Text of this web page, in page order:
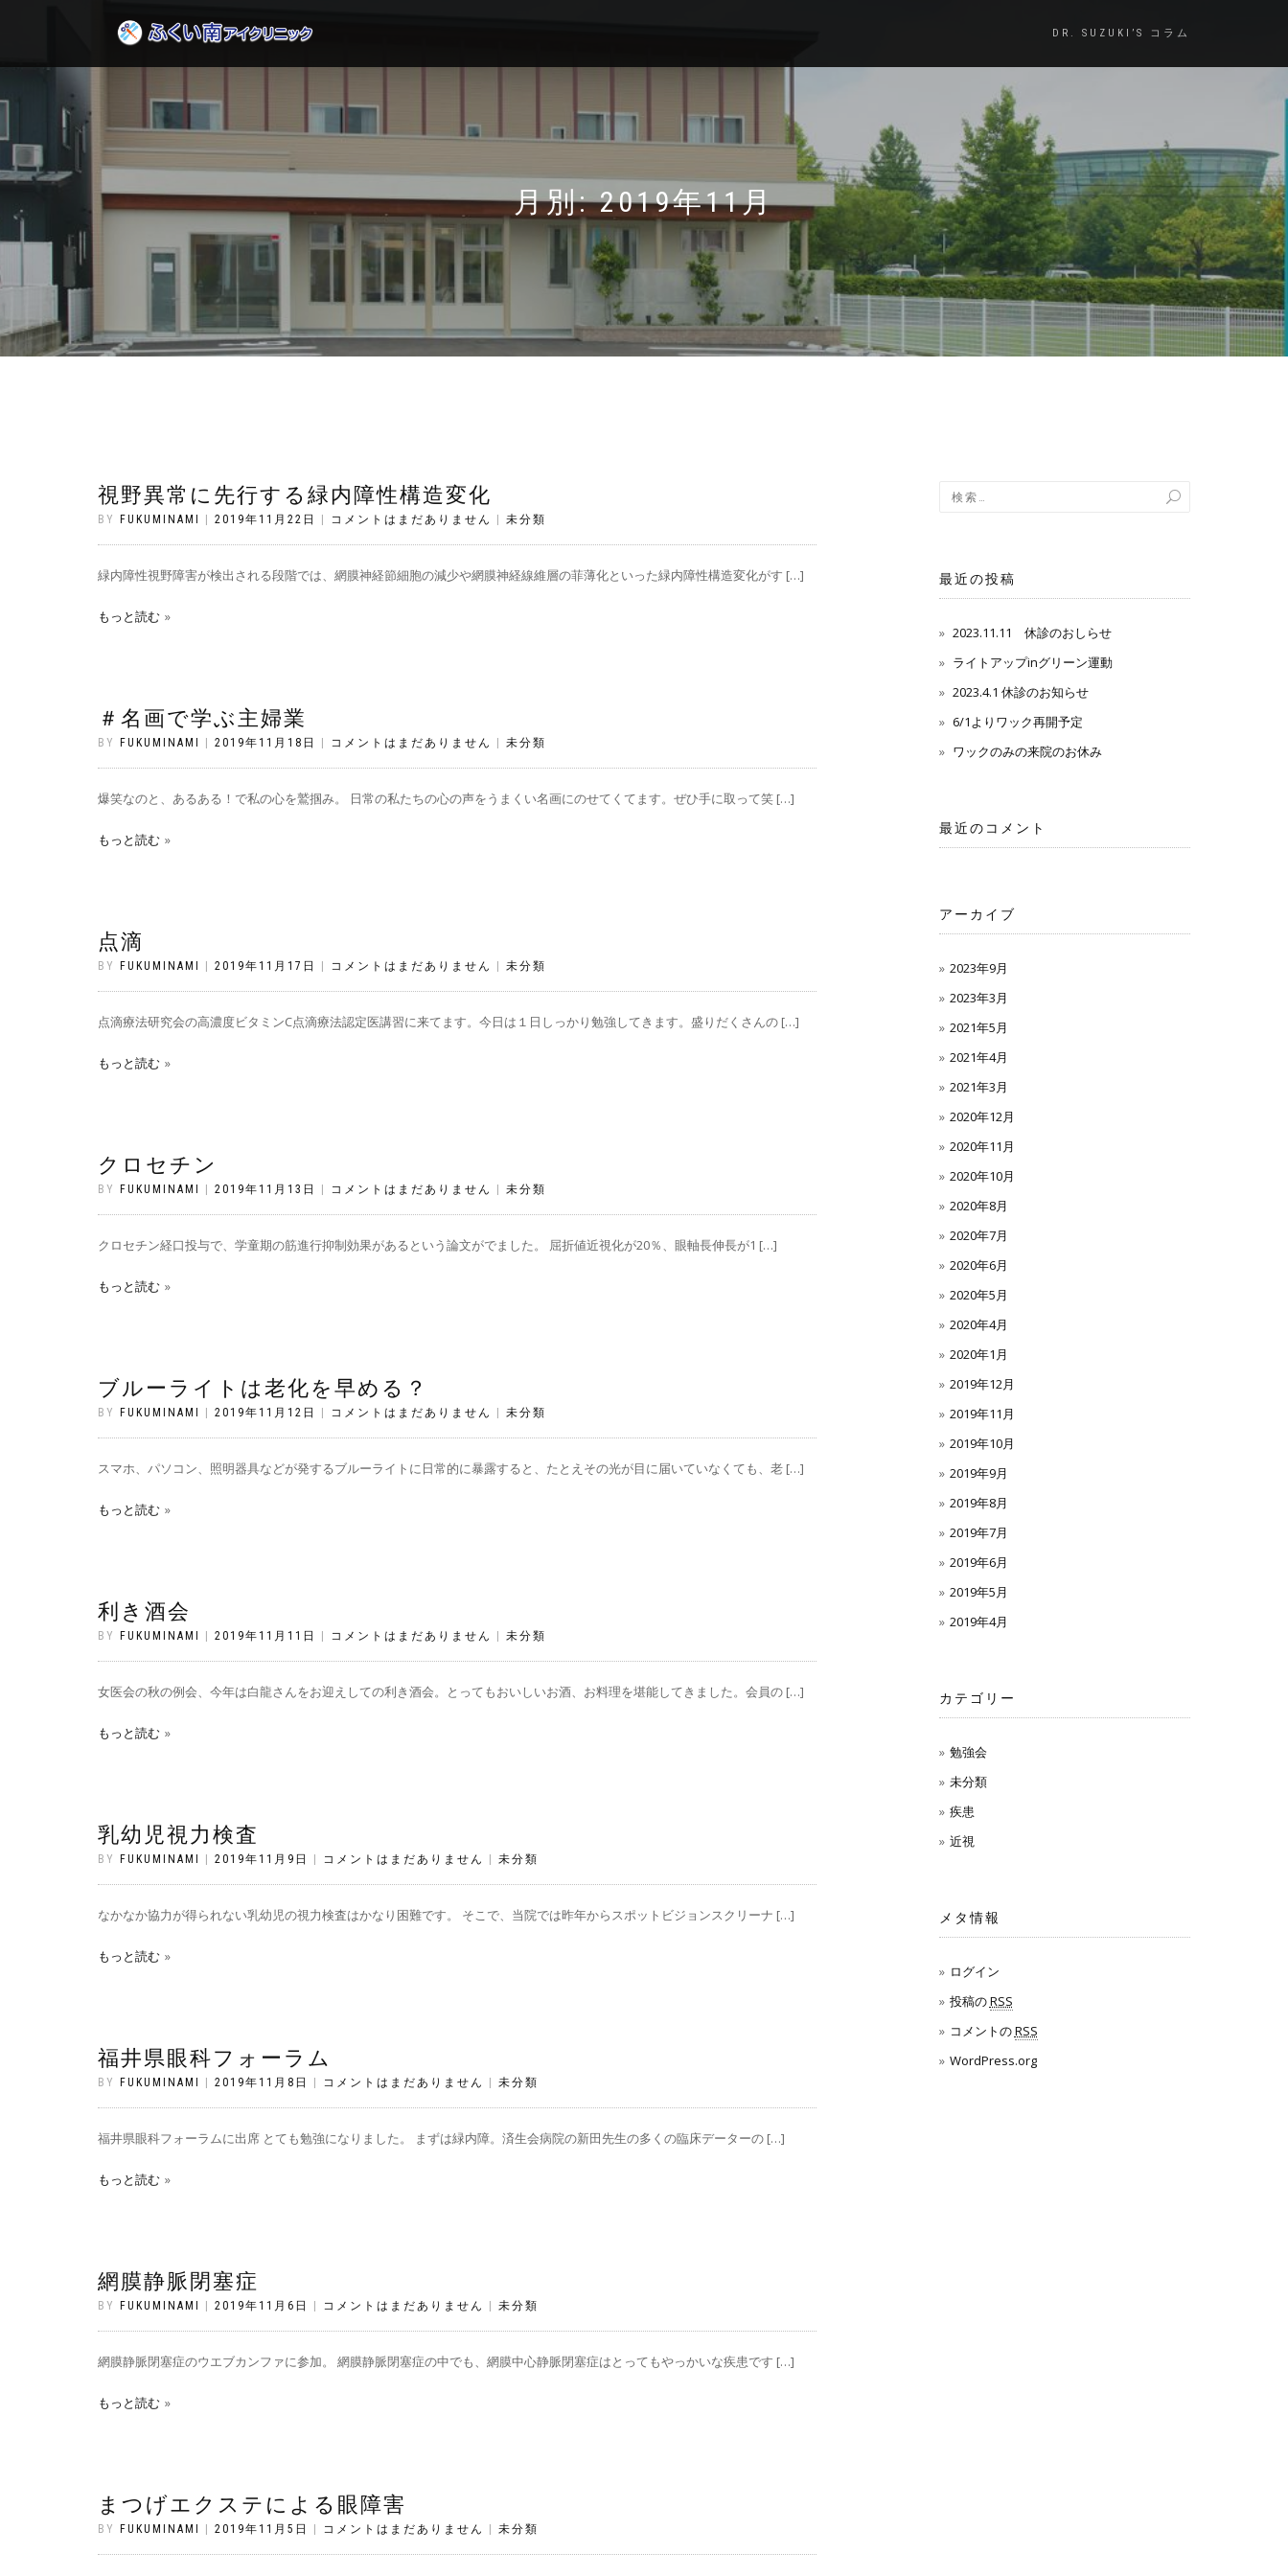
DR. SUZUKI’S コラム
月別: 2019年11月
視野異常に先行する緑内障性構造変化
BY FUKUMINAMI 2019年11月22日 コメントはまだありません 未分類
緑内障性視野障害が検出される段階では、網膜神経節細胞の減少や網膜神経線維層の菲薄化といった緑内障性構造変化がす […]
もっと読む
＃名画で学ぶ主婦業
BY FUKUMINAMI 2019年11月18日 コメントはまだありません 未分類
爆笑なのと、あるある！で私の心を鷲掴み。 日常の私たちの心の声をうまくい名画にのせてくてます。ぜひ手に取って笑 […]
もっと読む
点滴
BY FUKUMINAMI 2019年11月17日 コメントはまだありません 未分類
点滴療法研究会の高濃度ビタミンC点滴療法認定医講習に来てます。今日は１日しっかり勉強してきます。盛りだくさんの […]
もっと読む
クロセチン
BY FUKUMINAMI 2019年11月13日 コメントはまだありません 未分類
クロセチン経口投与で、学童期の筋進行抑制効果があるという論文がでました。 屈折値近視化が20％、眼軸長伸長が1 […]
もっと読む
ブルーライトは老化を早める？
BY FUKUMINAMI 2019年11月12日 コメントはまだありません 未分類
スマホ、パソコン、照明器具などが発するブルーライトに日常的に暴露すると、たとえその光が目に届いていなくても、老 […]
もっと読む
利き酒会
BY FUKUMINAMI 2019年11月11日 コメントはまだありません 未分類
女医会の秋の例会、今年は白龍さんをお迎えしての利き酒会。とってもおいしいお酒、お料理を堪能してきました。会員の […]
もっと読む
乳幼児視力検査
BY FUKUMINAMI 2019年11月9日 コメントはまだありません 未分類
なかなか協力が得られない乳幼児の視力検査はかなり困難です。 そこで、当院では昨年からスポットビジョンスクリーナ […]
もっと読む
福井県眼科フォーラム
BY FUKUMINAMI 2019年11月8日 コメントはまだありません 未分類
福井県眼科フォーラムに出席 とても勉強になりました。 まずは緑内障。済生会病院の新田先生の多くの臨床データーの […]
もっと読む
網膜静脈閉塞症
BY FUKUMINAMI 2019年11月6日 コメントはまだありません 未分類
網膜静脈閉塞症のウエブカンファに参加。 網膜静脈閉塞症の中でも、網膜中心静脈閉塞症はとってもやっかいな疾患です […]
もっと読む
まつげエクステによる眼障害
BY FUKUMINAMI 2019年11月5日 コメントはまだありません 未分類
最近の投稿
2023.11.11 休診のおしらせ
ライトアップinグリーン運動
2023.4.1 休診のお知らせ
6/1よりワック再開予定
ワックのみの来院のお休み
最近のコメント
アーカイブ
2023年9月
2023年3月
2021年5月
2021年4月
2021年3月
2020年12月
2020年11月
2020年10月
2020年8月
2020年7月
2020年6月
2020年5月
2020年4月
2020年1月
2019年12月
2019年11月
2019年10月
2019年9月
2019年8月
2019年7月
2019年6月
2019年5月
2019年4月
カテゴリー
勉強会
未分類
疾患
近視
メタ情報
ログイン
投稿のRSS
コメントのRSS
WordPress.org